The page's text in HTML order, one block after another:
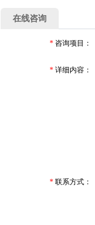
在线咨询
* 咨询项目：
* 详细内容：
* 联系方式：